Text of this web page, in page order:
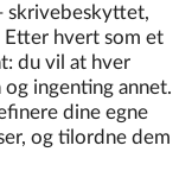
skrivebeskyttet,
Etter hvert som et
du vil at hver
ingenting annet.
dine egne
og tilordne dem